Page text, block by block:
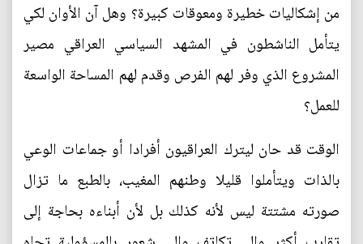
من إشكاليات خطيرة ومعوقات كبيرة؟ وهل آن الأوان لكي
يتأمل الناشطون في المشهد السياسي العراقي مصير
المشروع الذي وفر لهم الفرص وقدم لهم المساحة الواسعة
للعمل؟
الوقت قد حان ليترك العراقيون أفرادا أو جماعات الوعي
بالذات ويتأملوا قليلا وطنهم المغيب، بالطبع ما تزال
صورته مشتتة ليس لأنه كذلك بل لأن أبناءه بحاجة إلى